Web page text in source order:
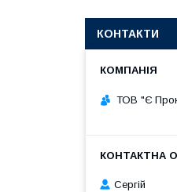
КОНТАКТИ
ТОВ "Є
Сергій